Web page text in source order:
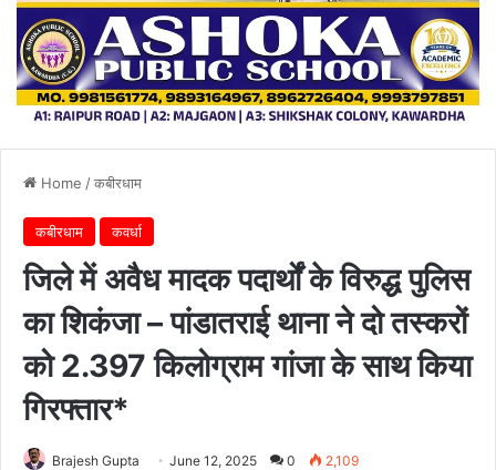
Home /कबीरधाम
कबीरधाम कवर्धा
जिले में अवैध मादक पदार्थों के विरुद्ध पुलिस
का शिकंजा – पांडातराई थाना ने दो तस्करों
को 2.397 किलोग्राम गांजा के साथ किया
गिरफ्तार*
Brajesh Gupta June 12, 2025 0 2,109